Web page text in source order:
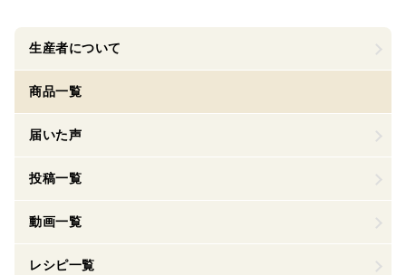
生産者について
商品一覧
届いた声
投稿一覧
動画一覧
レシピ一覧